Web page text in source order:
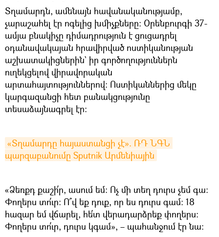
Տղամարդն, ամենայն հավանականությամբ,
չարաշահել էր ոգելից խմիչքները։ Օրենբուրգի 37-
ամյա բնակիչը դիմադրություն է ցուցադրել
օդանավակայան հրավիրված ոստիկանության
աշխատակիցներին` իր գործողություններն
ուղեկցելով վիրավորական
արտահայտություններով։ Ոստիկաններից մեկը
կարգազանցի հետ բանակցությունը
տեսաձայնագրել էր։
«Տղամարդը հայաստանցի չէ». ՌԴ ՆԳՆ
պարզաբանումը Sputnik Արմենիային
«Ձեռքդ քաշի՛ր, ասում եմ։ Ոչ մի տեղ դուրս չեմ գա։
Փողերս տո՛ւր։ Ո՞վ եք դուք, որ ես դուրս գամ։ 18
հազար եմ վճարել, հե՛տ վերադարձրեք փողերս։
Փողերս տո՛ւր, դուրս կգամ», – պահանջում էր նա։